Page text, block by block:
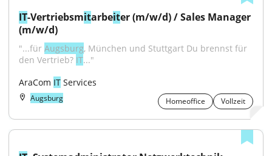
IT-Vertriebsmitarbeiter (m/w/d) / Sales Manager
(m/w/d)
"...für Augsburg, München und Stuttgart Du brennst für
den Vertrieb? IT..."
AraCom IT Services
Augsburg Homeoffice Vollzeit